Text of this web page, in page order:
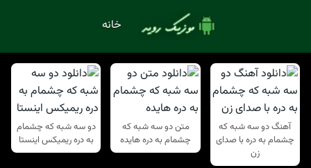
خانه
آهنگ دو سه شبه که
چشمام به دره با صدای
زن
متن دو سه شبه که
چشمام به دره هایده
دو سه شبه که چشمام
به دره ریمیکس اینستا